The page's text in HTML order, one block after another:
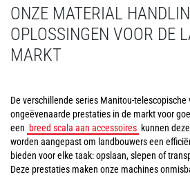
ONZE MATERIAL
OPLOSSINGEN VOOR DE
MARKT
De verschillende series Manitou-telescopische
ongeëvenaarde prestaties in de markt voor
een breed scala aan accessoires kunnen
worden aangepast om landbouwers een
bieden voor elke taak: opslaan, slepen of
Deze prestaties maken onze machines